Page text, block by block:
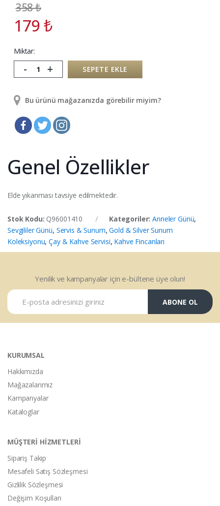
358₺
179₺
Miktar:
- + SEPETE EKLE
Bu ürünü mağazanızda görebilir miyim?
Genel Özellikler
Elde yıkanması tavsiye edilmektedir.
Stok Kodu: Q96001410 Kategoriler:Anneler Günü,
Sevgililer Günü, Servis & Sunum,Gold & Silver Sunum
Koleksiyonu,Çay & Kahve Servisi, Kahve Fincanları
Yenilik ve kampanyalar için e-bültene üye olun!
ABONE OL
KURUMSAL
Hakkımızda
Mağazalarımız
Kampanyalar
Kataloglar
MÜŞTERİ HİZMETLERİ
Sipariş Takip
Mesafeli Satış Sözleşmesi
Gizlilik Sözleşmesi
Değişim Koşulları